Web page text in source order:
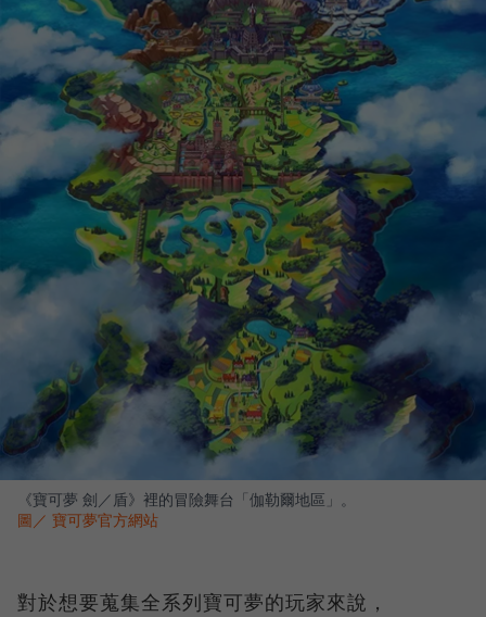
《寶可夢 劍／盾》裡的冒險舞台「伽勒爾地區」。
圖／ 寶可夢官方網站
對於想要蒐集全系列寶可夢的玩家來說，